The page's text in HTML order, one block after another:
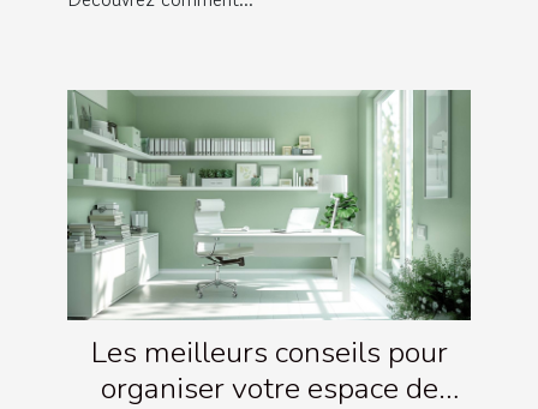
Les meilleurs conseils pour
organiser votre espace de